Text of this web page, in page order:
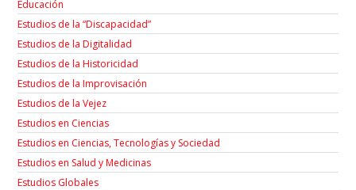
Educación
Estudios de la “Discapacidad”
Estudios de la Digitalidad
Estudios de la Historicidad
Estudios de la Improvisación
Estudios de la Vejez
Estudios en Ciencias
Estudios en Ciencias, Tecnologías y Sociedad
Estudios en Salud y Medicinas
Estudios Globales